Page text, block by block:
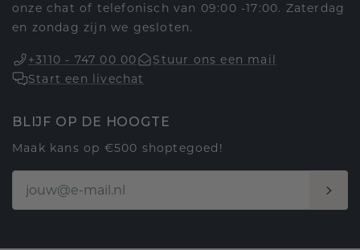
onze chat of telefonisch van 09:00 -17:00. Zaterdag
en zondag zijn we gesloten.
+3110 - 747 00 00
Stuur ons een mail
Start een livechat
BLIJF OP DE HOOGTE
Maak kans op €500 shoptegoed!